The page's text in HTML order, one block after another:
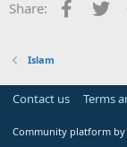
Share:
Islam
Contact us Terms
Community platform by